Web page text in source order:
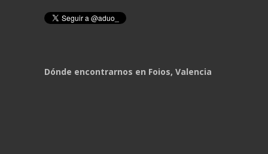
Dónde encontrarnos en Foios, Valencia